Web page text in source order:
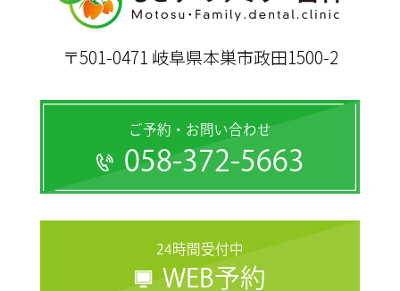
〒501-0471 岐阜県本巣市政田1500-2
ご予約・お問い合わせ
058-372-5663
24時間受付中
WEB予約